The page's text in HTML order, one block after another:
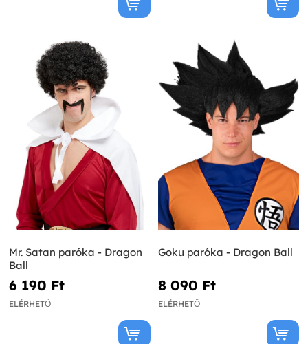
Mr. Satan paróka - Dragon
Ball
6 190 Ft‎
ELÉRHETŐ
Goku paróka - Dragon Ball
8 090 Ft‎
ELÉRHETŐ